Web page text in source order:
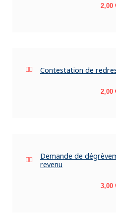
Prix
2,00
Contestation de
Prix
2,00
Demande de
revenu
Prix
3,00